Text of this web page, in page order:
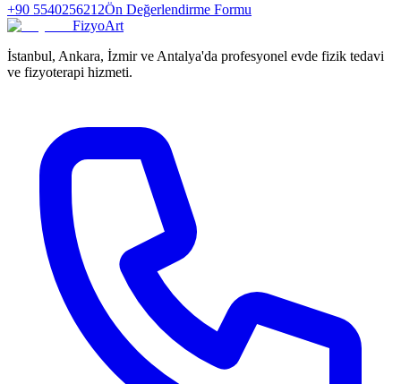
+90 5540256212Ön Değerlendirme Formu
FizyoArt
İstanbul, Ankara, İzmir ve Antalya'da profesyonel evde fizik tedavi
ve fizyoterapi hizmeti.